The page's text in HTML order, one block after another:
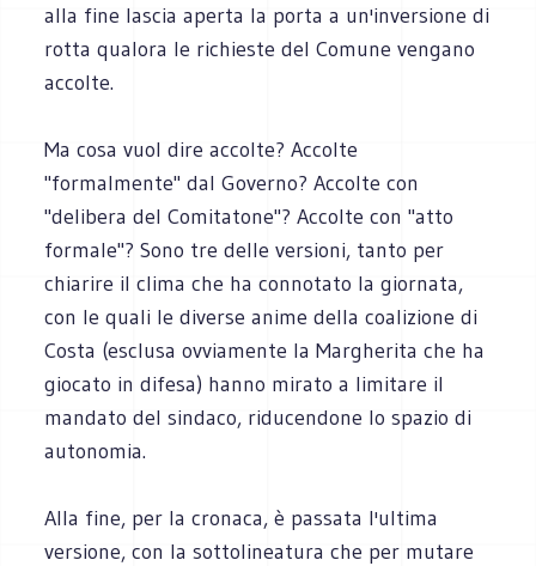
alla fine lascia aperta la porta a un'inversione di
rotta qualora le richieste del Comune vengano
accolte.
Ma cosa vuol dire accolte? Accolte
"formalmente" dal Governo? Accolte con
"delibera del Comitatone"? Accolte con "atto
formale"? Sono tre delle versioni, tanto per
chiarire il clima che ha connotato la giornata,
con le quali le diverse anime della coalizione di
Costa (esclusa ovviamente la Margherita che ha
giocato in difesa) hanno mirato a limitare il
mandato del sindaco, riducendone lo spazio di
autonomia.
Alla fine, per la cronaca, è passata l'ultima
versione, con la sottolineatura che per mutare